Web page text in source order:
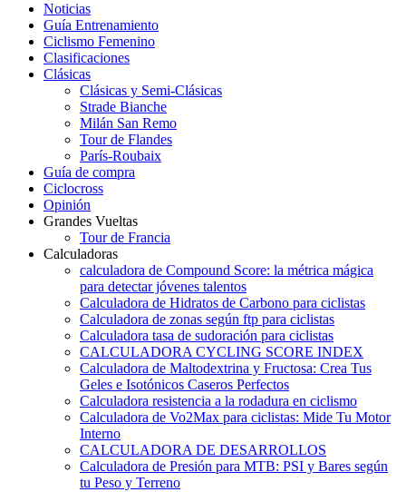
Noticias
Guía Entrenamiento
Ciclismo Femenino
Clasificaciones
Clásicas
Clásicas y Semi-Clásicas
Strade Bianche
Milán San Remo
Tour de Flandes
París-Roubaix
Guía de compra
Ciclocross
Opinión
Grandes Vueltas
Tour de Francia
Calculadoras
calculadora de Compound Score: la métrica mágica
para detectar jóvenes talentos
Calculadora de Hidratos de Carbono para ciclistas
Calculadora de zonas según ftp para ciclistas
Calculadora tasa de sudoración para ciclistas
CALCULADORA CYCLING SCORE INDEX
Calculadora de Maltodextrina y Fructosa: Crea Tus
Geles e Isotónicos Caseros Perfectos
Calculadora resistencia a la rodadura en ciclismo
Calculadora de Vo2Max para ciclistas: Mide Tu Motor
Interno
CALCULADORA DE DESARROLLOS
Calculadora de Presión para MTB: PSI y Bares según
tu Peso y Terreno